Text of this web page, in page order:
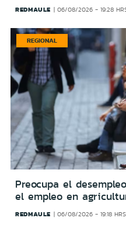
REDMAULE 06/08/2026 - 19:28
REGIONAL
Preocupa el
el empleo en
REDMAULE 06/08/2026 - 19:18 HRS